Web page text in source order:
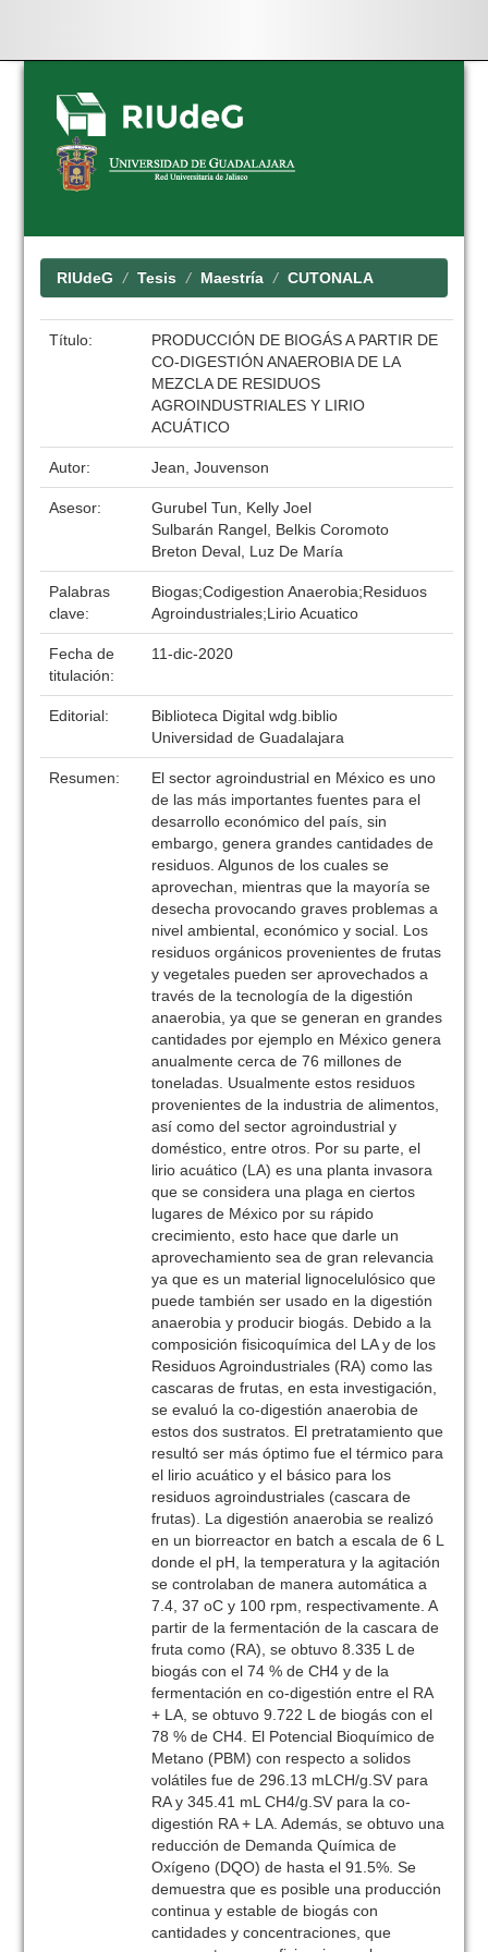
Skip
navigation
RIUdeG Tesis Maestría CUTONALA
Título:
PRODUCCIÓN DE BIOGÁS A PARTIR DE
CO-DIGESTIÓN ANAEROBIA DE LA
MEZCLA DE RESIDUOS
AGROINDUSTRIALES Y LIRIO
ACUÁTICO
Autor: Jean, Jouvenson
Asesor:
Gurubel Tun, Kelly Joel
Sulbarán Rangel, Belkis Coromoto
Breton Deval, Luz De María
Palabras
clave:
Biogas;Codigestion Anaerobia;Residuos
Agroindustriales;Lirio Acuatico
Fecha de
titulación:
11-dic-2020
Editorial:
Biblioteca Digital wdg.biblio
Universidad de Guadalajara
Resumen:
El sector agroindustrial en México es uno
de las más importantes fuentes para el
desarrollo económico del país, sin
embargo, genera grandes cantidades de
residuos. Algunos de los cuales se
aprovechan, mientras que la mayoría se
desecha provocando graves problemas a
nivel ambiental, económico y social. Los
residuos orgánicos provenientes de frutas
y vegetales pueden ser aprovechados a
través de la tecnología de la digestión
anaerobia, ya que se generan en grandes
cantidades por ejemplo en México genera
anualmente cerca de 76 millones de
toneladas. Usualmente estos residuos
provenientes de la industria de alimentos,
así como del sector agroindustrial y
doméstico, entre otros. Por su parte, el
lirio acuático (LA) es una planta invasora
que se considera una plaga en ciertos
lugares de México por su rápido
crecimiento, esto hace que darle un
aprovechamiento sea de gran relevancia
ya que es un material lignocelulósico que
puede también ser usado en la digestión
anaerobia y producir biogás. Debido a la
composición fisicoquímica del LA y de los
Residuos Agroindustriales (RA) como las
cascaras de frutas, en esta investigación,
se evaluó la co-digestión anaerobia de
estos dos sustratos. El pretratamiento que
resultó ser más óptimo fue el térmico para
el lirio acuático y el básico para los
residuos agroindustriales (cascara de
frutas). La digestión anaerobia se realizó
en un biorreactor en batch a escala de 6 L
donde el pH, la temperatura y la agitación
se controlaban de manera automática a
7.4, 37 oC y 100 rpm, respectivamente. A
partir de la fermentación de la cascara de
fruta como (RA), se obtuvo 8.335 L de
biogás con el 74 % de CH4 y de la
fermentación en co-digestión entre el RA
+ LA, se obtuvo 9.722 L de biogás con el
78 % de CH4. El Potencial Bioquímico de
Metano (PBM) con respecto a solidos
volátiles fue de 296.13 mLCH/g.SV para
RA y 345.41 mL CH4/g.SV para la co-
digestión RA + LA. Además, se obtuvo una
reducción de Demanda Química de
Oxígeno (DQO) de hasta el 91.5%. Se
demuestra que es posible una producción
continua y estable de biogás con
cantidades y concentraciones, que